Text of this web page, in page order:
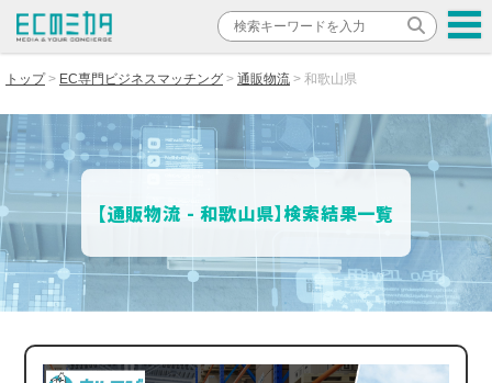
トップ EC専門ビジネスマッチング 通販物流 和歌山県
【通販物流 - 和歌山県】検索結果一覧